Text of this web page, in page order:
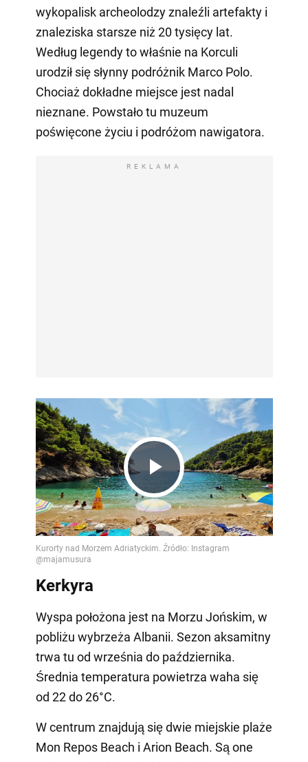
wykopalisk archeolodzy znaleźli artefakty i
znaleziska starsze niż 20 tysięcy lat.
Według legendy to właśnie na Korculi
urodził się słynny podróżnik Marco Polo.
Chociaż dokładne miejsce jest nadal
nieznane. Powstało tu muzeum
poświęcone życiu i podróżom nawigatora.
REKLAMA
Play
Video
Kerkyra
Wyspa położona jest na Morzu Jońskim, w
pobliżu wybrzeża Albanii. Sezon aksamitny
trwa tu od września do października.
Średnia temperatura powietrza waha się
od 22 do 26°C.
W centrum znajdują się dwie miejskie plaże
Mon Repos Beach i Arion Beach. Są one